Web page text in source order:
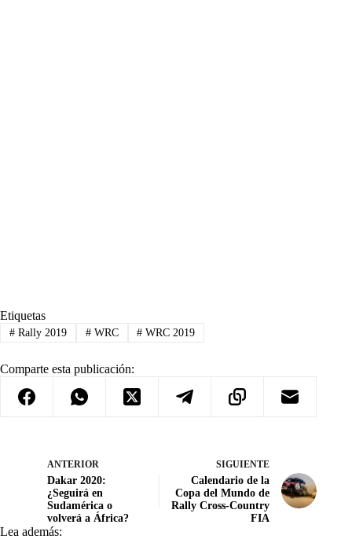
Etiquetas
#Rally 2019 #WRC # WRC 2019
Comparte esta publicación:
ANTERIOR
Dakar 2020:
¿Seguirá en
Sudamérica o
volverá a África?
SIGUIENTE
Calendario de la
Copa del Mundo de
Rally Cross-Country
FIA
Lea además: